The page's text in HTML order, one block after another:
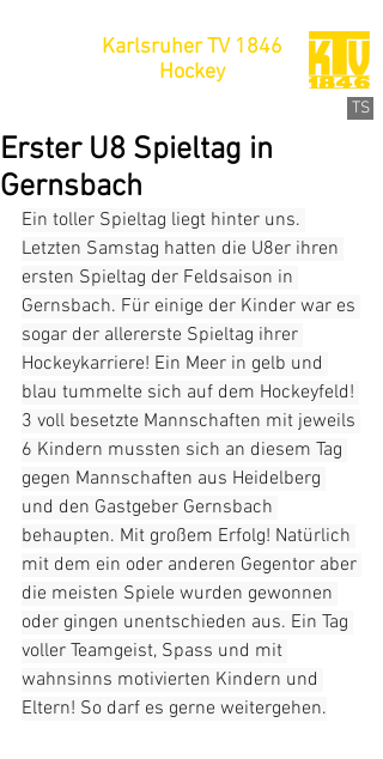
Karlsruher TV 1846
Hockey
TS
Erster U8 Spieltag in
Gernsbach
Ein toller Spieltag liegt hinter uns.
Letzten Samstag hatten die U8er ihren
ersten Spieltag der Feldsaison in
Gernsbach. Für einige der Kinder war es
sogar der allererste Spieltag ihrer
Hockeykarriere! Ein Meer in gelb und
blau tummelte sich auf dem Hockeyfeld!
3 voll besetzte Mannschaften mit jeweils
6 Kindern mussten sich an diesem Tag
gegen Mannschaften aus Heidelberg
und den Gastgeber Gernsbach
behaupten. Mit großem Erfolg! Natürlich
mit dem ein oder anderen Gegentor aber
die meisten Spiele wurden gewonnen
oder gingen unentschieden aus. Ein Tag
voller Teamgeist, Spass und mit
wahnsinns motivierten Kindern und
Eltern! So darf es gerne weitergehen.